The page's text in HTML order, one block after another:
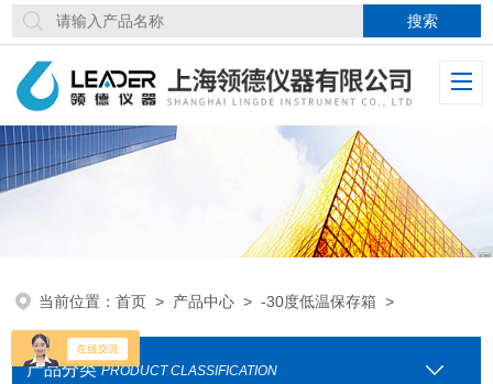
当前位置：首页 > 产品中心 >-30度低温保存箱 >
产品分类 PRODUCT CLASSIFICATION